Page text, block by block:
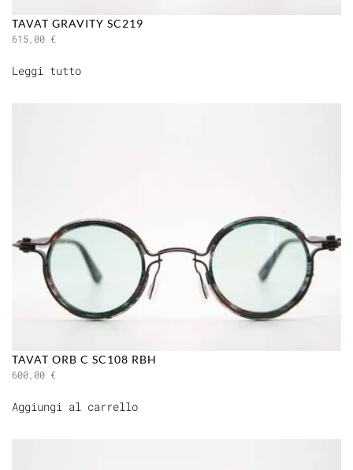
TAVAT GRAVITY SC219
615,00 €
Leggi tutto
TAVAT ORB C SC108 RBH
600,00 €
Aggiungi al carrello